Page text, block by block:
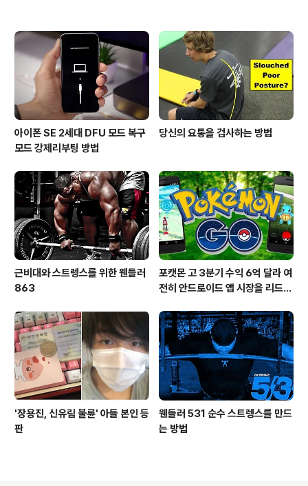
아이폰 SE 2세대 DFU 모드 복구
모드 강제리부팅 방법
당신의 요통을 검사하는 방법
근비대와 스트렝스를 위한 웬들러
863
포캣몬 고 3분기 수익 6억 달라 여
전히 안드로이드 앱 시장을 리드
'장용진, 신유림 불륜' 아들 본인 등
판
웬들러 531 순수 스트렝스를 만드
는 방법